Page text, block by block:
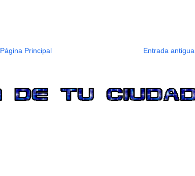
Entrada antigua
Página Principal